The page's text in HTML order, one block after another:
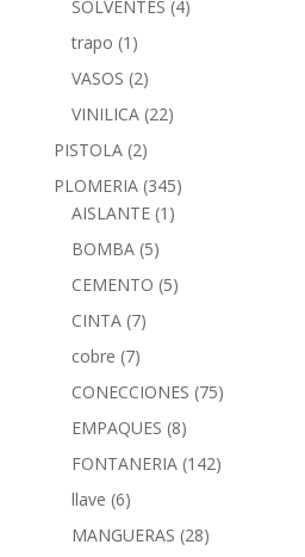
SOLVENTES (4)
trapo (1)
VASOS (2)
VINILICA (22)
PISTOLA (2)
PLOMERIA (345)
AISLANTE (1)
BOMBA (5)
CEMENTO (5)
CINTA (7)
cobre (7)
CONECCIONES (75)
EMPAQUES (8)
FONTANERIA (142)
llave (6)
MANGUERAS (28)